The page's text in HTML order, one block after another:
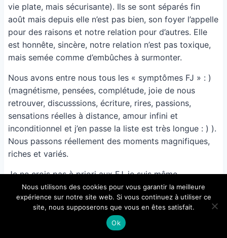
vie plate, mais sécurisante). Ils se sont séparés fin
août mais depuis elle n’est pas bien, son foyer l’appelle
pour des raisons et notre relation pour d’autres. Elle
est honnête, sincère, notre relation n’est pas toxique,
mais semée comme d’embûches à surmonter.
Nous avons entre nous tous les « symptômes FJ » : )
(magnétisme, pensées, complétude, joie de nous
retrouver, discusssions, écriture, rires, passions,
sensations réelles à distance, amour infini et
inconditionnel et j’en passe la liste est très longue : ) ).
Nous passons réellement des moments magnifiques,
riches et variés.
Je ne crois pas à priori aux FJ, je suis même
sceptique, pourtant notre relation coche toutes les
cases tout le temps quand je m’informe. Alors ça reste
collé dans un coin quand même!
Ces jours-ci, elle m’a proposée pour vivre ses deux
Nous utilisons des cookies pour vous garantir la meilleure
expérience sur notre site web. Si vous continuez à utiliser ce
site, nous supposerons que vous en êtes satisfait.
Ok